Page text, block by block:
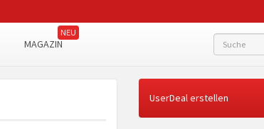
MAGAZIN
UserDeal erstellen